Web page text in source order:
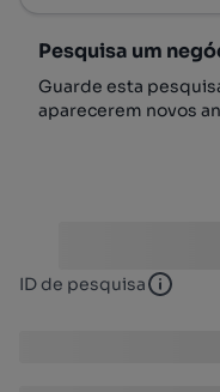
Pesquisa um
Guarde esta
aparecerem novos
ID de pesquisa ID de